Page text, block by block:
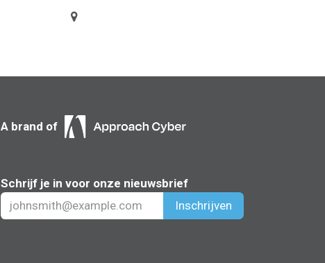
A brand of
Schrijf je in voor onze nieuwsbrief
Inschrijven